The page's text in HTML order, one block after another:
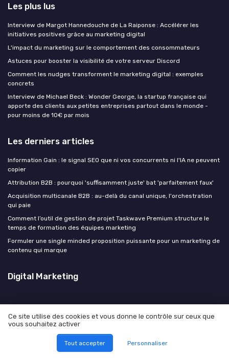
Les plus lus
Interview de Margot Hannedouche de La Raiponse : Accélérer les
initiatives positives grâce au marketing digital
L'impact du marketing sur le comportement des consommateurs
Astuces pour booster la visibilité de votre serveur Discord
Comment les nudges transforment le marketing digital : exemples
concrets
Interview de Michael Beck : Wonder George, la startup française qui
apporte des clients aux petites entreprises partout dans le monde -
pour moins de 10€ par mois
Les derniers articles
Information Gain : le signal SEO que ni vos concurrents ni l'IA ne peuvent
copier
Attribution B2B : pourquoi 'suffisamment juste' bat 'parfaitement faux'
Acquisition multicanale B2B : au-delà du canal unique, l'orchestration
qui paie
Comment l’outil de gestion de projet Taskwave Premium structure le
temps de formation des équipes marketing
Formuler une single minded proposition puissante pour un marketing de
contenu qui marque
Digital Marketing
Mentions légales
© Digital Marketing 2026
Ce site utilise des cookies et vous donne le contrôle sur ceux que
vous souhaitez activer
Tout accepter Personnaliser